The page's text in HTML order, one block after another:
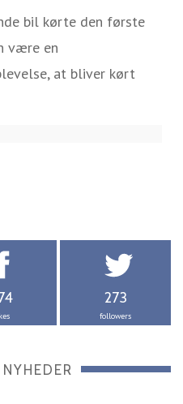
bil kørte den første
være en
at bliver kørt
273
followers